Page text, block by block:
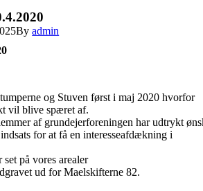
Byadmin
og Stuven først i maj 2020 hvorfor
vil blive spæret af.
af grundejerforeningen har udtrykt
for at få en interesseafdækning i
på vores arealer
ud for Maelskifterne 82.